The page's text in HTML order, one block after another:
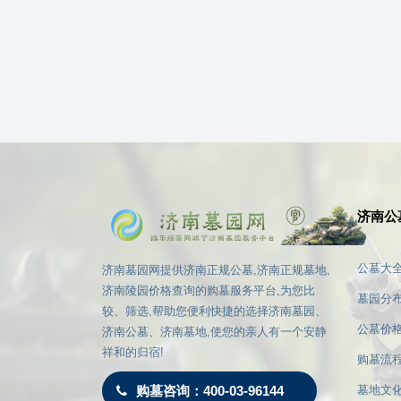
济南墓园网提供济南正规公墓,济南正规墓地,
济南陵园价格查询的购墓服务平台,为您比
较、筛选,帮助您便利快捷的选择济南墓园、
济南公墓、济南墓地,使您的亲人有一个安静
祥和的归宿!
购墓咨询：400-03-96144
济南公
公墓大
墓园分
公墓价
购墓流
墓地文